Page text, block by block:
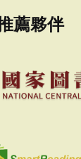
薦夥伴